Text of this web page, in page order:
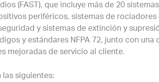
(FAST), que incluye más de 20
periféricos, sistemas de
y sistemas de extinción y
y estándares NFPA 72, junto con
mejoradas de servicio al cliente.
las siguientes: